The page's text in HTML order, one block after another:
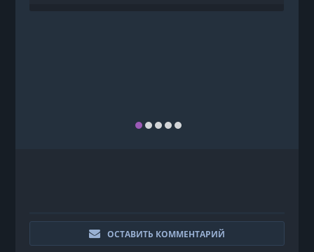
ОСТАВИТЬ КОММЕНТАРИЙ